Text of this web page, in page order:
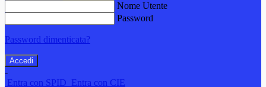
Nome Utente
Password
Password dimenticata?
-
Entra con SPID Entra con CIE